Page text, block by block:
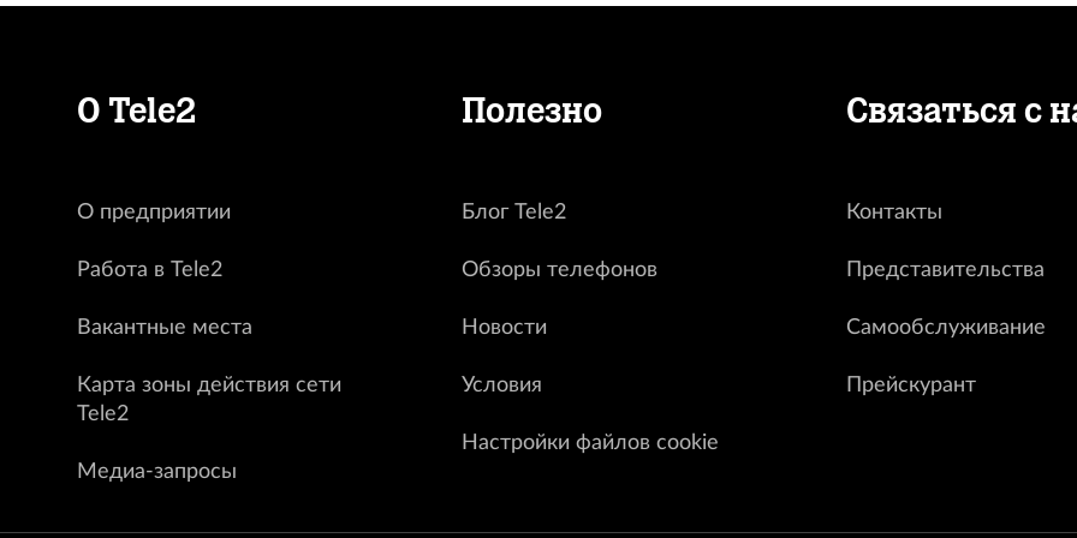
О Tele2
О предприятии
Работа в Tele2
Вакантные места
Карта зоны действия сети
Tele2
Медиа-запросы
Полезно
Блог Tele2
Обзоры телефонов
Новости
Условия
Настройки файлов cookie
Связаться с
Контакты
Представительства
Самообслуживание
Прейскурант